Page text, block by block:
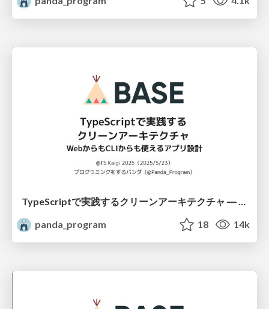
panda_program
18 14k